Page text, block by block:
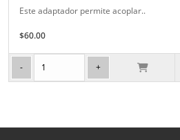
Este adaptador permite acoplar..
$60.00